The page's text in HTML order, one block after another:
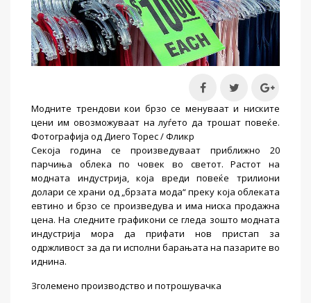
Модните трендови кои брзо се менуваат и ниските
цени им овозможуваат на луѓето да трошат повеќе.
Фотографија од Диего Торес / Фликр
Секоја година се произведуваат приближно 20
парчиња облека по човек во светот. Растот на
модната индустрија, која вреди повеќе трилиони
долари се храни од „брзата мода“ преку која облеката
евтино и брзо се произведува и има ниска продажна
цена. На следните графикони се гледа зошто модната
индустрија мора да прифати нов пристап за
одржливост за да ги исполни барањата на пазарите во
иднина.
Зголемено производство и потрошувачка